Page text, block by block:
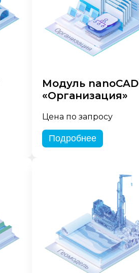
Модуль nanoCAD
«Организация»
Цена по запросу
Подробнее